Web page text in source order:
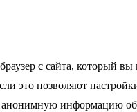
с сайта, который
это позволяют
информацию